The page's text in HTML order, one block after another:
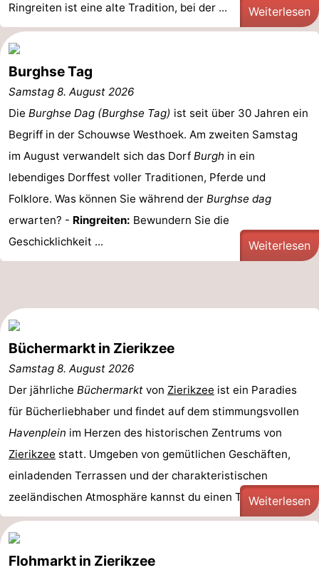
Zentren
Dörfer
&
Städte
Natur
Führungen
-
Radfahren
-
Reiten
-
Surfen
-
Sportangeln
Seehunden
Essen
trinken
Veranstaltungen
Praktisch
Forum
Route
-
Ringreiten ist eine alte Tradition, bei der ...
Weiterlesen
Burghse Tag
Samstag 8. August 2026
Die Burghse Dag (Burghse Tag) ist seit über 30 Jahren ein
Begriff in der Schouwse Westhoek. Am zweiten Samstag
im August verwandelt sich das Dorf Burgh in ein
lebendiges Dorffest voller Traditionen, Pferde und
Folklore. Was können Sie während der Burghse dag
erwarten? - Ringreiten: Bewundern Sie die
Geschicklichkeit ...
Weiterlesen
Büchermarkt in Zierikzee
Samstag 8. August 2026
Der jährliche Büchermarkt von Zierikzee ist ein Paradies
für Bücherliebhaber und findet auf dem stimmungsvollen
Havenplein im Herzen des historischen Zentrums von
Zierikzee statt. Umgeben von gemütlichen Geschäften,
einladenden Terrassen und der charakteristischen
zeeländischen Atmosphäre kannst du einen Tag voller ...
Weiterlesen
Flohmarkt in Zierikzee